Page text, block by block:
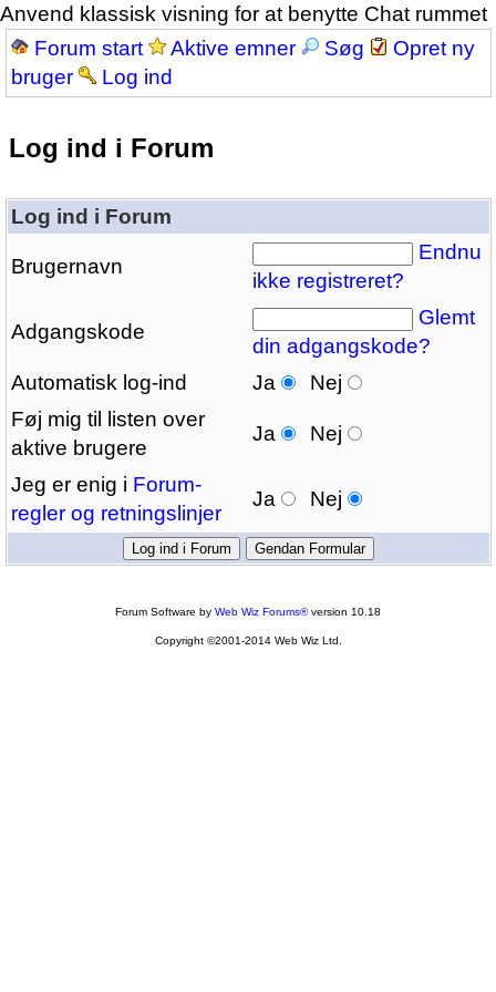
Anvend klassisk visning for at benytte Chat rummet
Forum start
Aktive emner Søg
Opret ny
bruger
Log ind
Log ind i Forum
Log ind i Forum
Brugernavn
Endnu
ikke registreret?
Adgangskode
Glemt
din adgangskode?
Automatisk log-ind
Ja
Nej
Føj mig til listen over
aktive brugere
Ja Nej
Jeg er enig i Forum-
regler og retningslinjer
Ja Nej
Forum Software by Web Wiz Forums®version 10.18
Copyright ©2001-2014 Web Wiz Ltd.